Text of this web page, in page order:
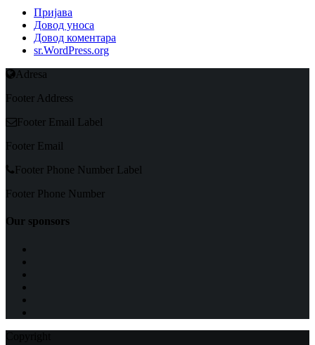
Пријава
Довод уноса
Довод коментара
sr.WordPress.org
Adresa
Footer Address
Footer Email Label
Footer Email
Footer Phone Number Label
Footer Phone Number
Our sponsors